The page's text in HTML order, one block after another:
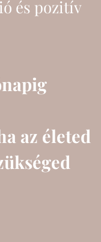
és pozitív
az életed